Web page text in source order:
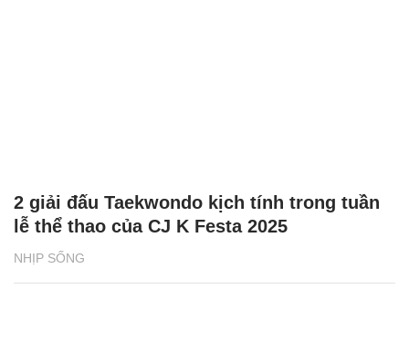
NHỊP SỐNG
2 giải đấu Taekwondo kịch tính trong tuần
lễ thể thao của CJ K Festa 2025